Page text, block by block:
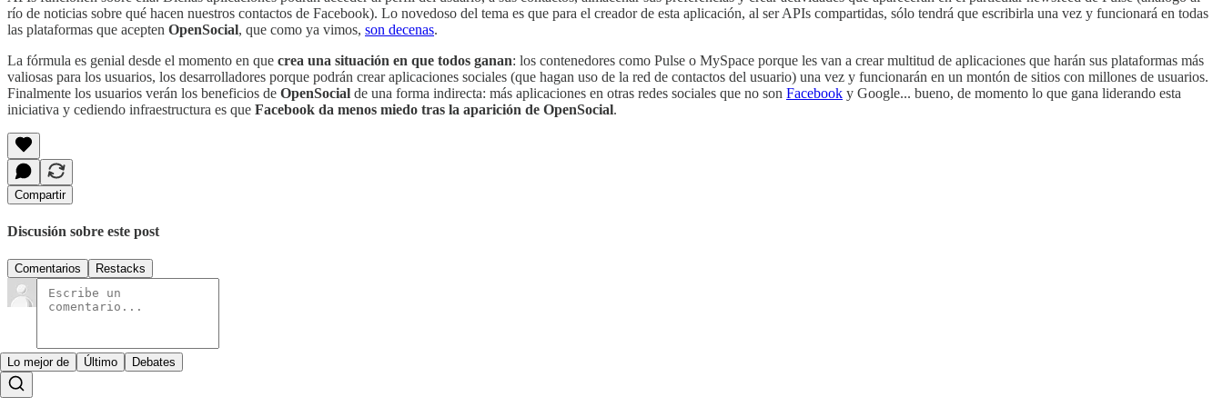
río de noticias sobre qué hacen nuestros contactos de Facebook). Lo novedoso del tema es que para el creador de esta aplicación, al ser APIs compartidas, sólo tendrá que escribirla una vez y funcionará en todas
las plataformas que acepten OpenSocial, que como ya vimos, son decenas.
La fórmula es genial desde el momento en que crea una situación en que todos ganan: los contenedores como Pulse o MySpace porque les van a crear multitud de aplicaciones que harán sus plataformas más
valiosas para los usuarios, los desarrolladores porque podrán crear aplicaciones sociales (que hagan uso de la red de contactos del usuario) una vez y funcionarán en un montón de sitios con millones de usuarios.
Finalmente los usuarios verán los beneficios de OpenSocial de una forma indirecta: más aplicaciones en otras redes sociales que no son Facebook y Google... bueno, de momento lo que gana liderando esta
iniciativa y cediendo infraestructura es que Facebook da menos miedo tras la aparición de OpenSocial.
Compartir
Discusión sobre este post
Comentarios Restacks
Lo mejor de Último Debates